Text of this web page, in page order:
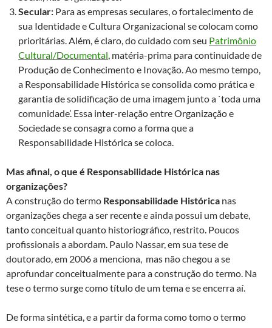
Secular: Para as empresas seculares, o fortalecimento de
sua Identidade e Cultura Organizacional se colocam como
prioritárias. Além, é claro, do cuidado com seu Patrimônio
Cultural/Documental , matéria-prima para continuidade de
Produção de Conhecimento e Inovação. Ao mesmo tempo,
a Responsabilidade Histórica se consolida como prática e
garantia de solidificação de uma imagem junto a `toda uma
comunidade’. Essa inter-relação entre Organização e
Sociedade se consagra como a forma que a
Responsabilidade Histórica se coloca.
Mas afinal, o que é Responsabilidade Histórica nas
organizações?
A construção do termo Responsabilidade Histórica nas
organizações chega a ser recente e ainda possui um debate,
tanto conceitual quanto historiográfico, restrito. Poucos
profissionais a abordam. Paulo Nassar, em sua tese de
doutorado, em 2006 a menciona, mas não chegou a se
aprofundar conceitualmente para a construção do termo. Na
tese o termo surge como título de um tema e se encerra aí.
De forma sintética, e a partir da forma como tomo o termo